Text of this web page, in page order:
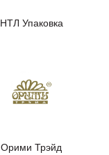
НТЛ Упаковка
Орими Трэйд